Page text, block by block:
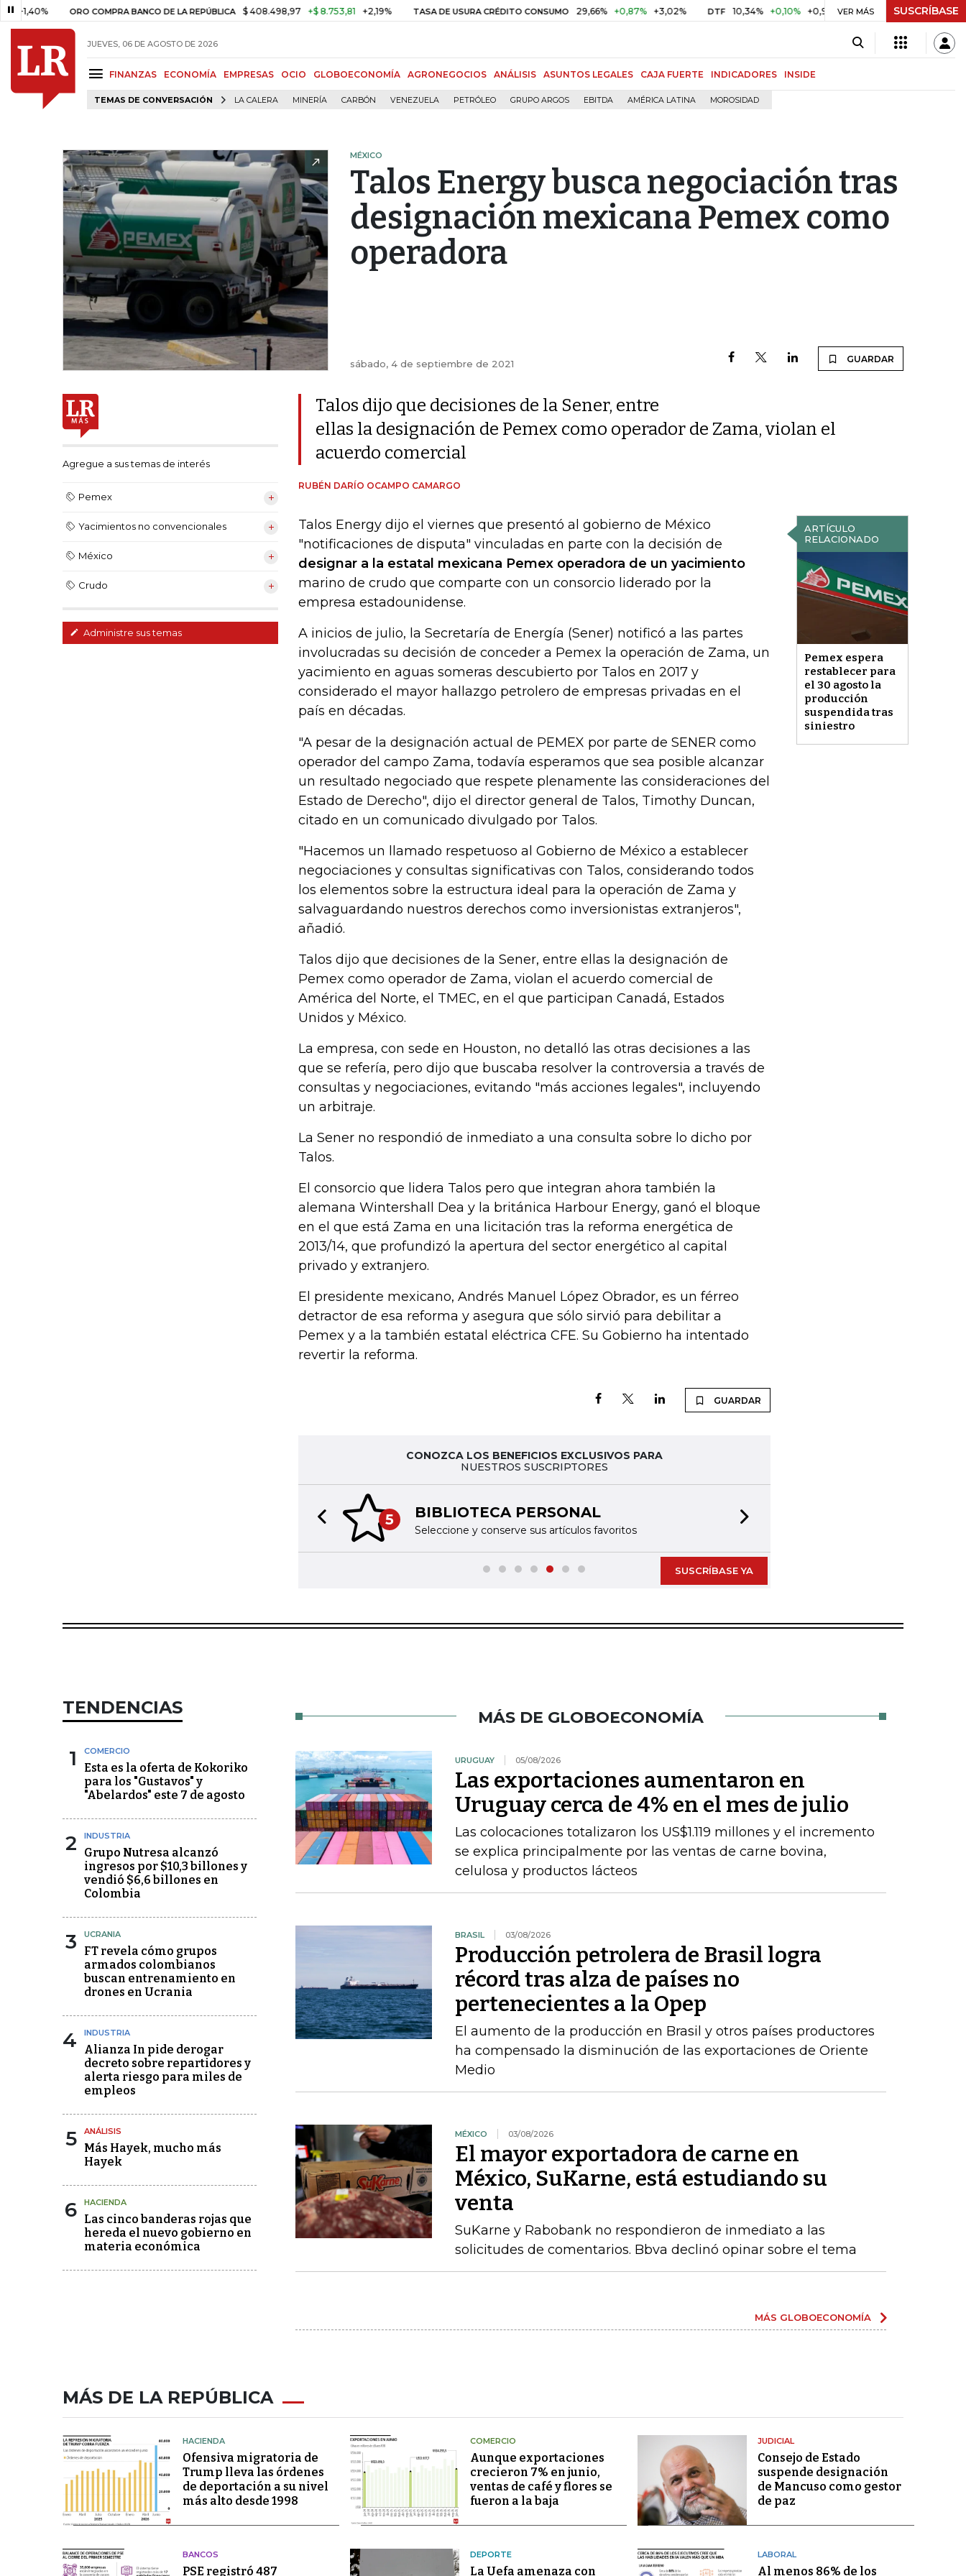
ORO COMPRA BANCO DE LA REPÚBLICA $ 408.498,97 +$ 8.753,81 +2,19% TASA DE USURA CRÉDITO CONSUMO 29,66% +0,87% +3,02% DTF 10,34% +0,10% +0,98% UVR $ 416,91 +$ 0,05 +0,01%
VER MÁS SUSCRÍBASE
JUEVES, 06 DE AGOSTO DE 2026
FINANZAS ECONOMÍA EMPRESAS OCIO GLOBOECONOMÍA AGRONEGOCIOS ANÁLISIS ASUNTOS LEGALES CAJA FUERTE INDICADORES INSIDE
TEMAS DE CONVERSACIÓN LA CALERA MINERÍA CARBÓN VENEZUELA PETRÓLEO GRUPO ARGOS EBITDA AMÉRICA LATINA MOROSIDAD
MÉXICO
Talos Energy busca negociación tras
designación mexicana Pemex como
operadora
sábado, 4 de septiembre de 2021 GUARDAR
Agregue a sus temas de interés
Pemex
Yacimientos no convencionales
México
Crudo
Administre sus temas
Talos dijo que decisiones de la Sener, entre
ellas la designación de Pemex como operador de Zama, violan el
acuerdo comercial
RUBÉN DARÍO OCAMPO CAMARGO
ARTÍCULO
RELACIONADO
Pemex espera
restablecer para
el 30 agosto la
producción
suspendida tras
siniestro
Talos Energy dijo el viernes que presentó al gobierno de México
"notificaciones de disputa" vinculadas en parte con la decisión de
designar a la estatal mexicana Pemex operadora de un yacimiento
marino de crudo que comparte con un consorcio liderado por la
empresa estadounidense.
A inicios de julio, la Secretaría de Energía (Sener) notificó a las partes
involucradas su decisión de conceder a Pemex la operación de Zama, un
yacimiento en aguas someras descubierto por Talos en 2017 y
considerado el mayor hallazgo petrolero de empresas privadas en el
país en décadas.
"A pesar de la designación actual de PEMEX por parte de SENER como
operador del campo Zama, todavía esperamos que sea posible alcanzar
un resultado negociado que respete plenamente las consideraciones del
Estado de Derecho", dijo el director general de Talos, Timothy Duncan,
citado en un comunicado divulgado por Talos.
"Hacemos un llamado respetuoso al Gobierno de México a establecer
negociaciones y consultas significativas con Talos, considerando todos
los elementos sobre la estructura ideal para la operación de Zama y
salvaguardando nuestros derechos como inversionistas extranjeros",
añadió.
Talos dijo que decisiones de la Sener, entre ellas la designación de
Pemex como operador de Zama, violan el acuerdo comercial de
América del Norte, el TMEC, en el que participan Canadá, Estados
Unidos y México.
La empresa, con sede en Houston, no detalló las otras decisiones a las
que se refería, pero dijo que buscaba resolver la controversia a través de
consultas y negociaciones, evitando "más acciones legales", incluyendo
un arbitraje.
La Sener no respondió de inmediato a una consulta sobre lo dicho por
Talos.
El consorcio que lidera Talos pero que integran ahora también la
alemana Wintershall Dea y la británica Harbour Energy, ganó el bloque
en el que está Zama en una licitación tras la reforma energética de
2013/14, que profundizó la apertura del sector energético al capital
privado y extranjero.
El presidente mexicano, Andrés Manuel López Obrador, es un férreo
detractor de esa reforma y asegura que sólo sirvió para debilitar a
Pemex y a la también estatal eléctrica CFE. Su Gobierno ha intentado
revertir la reforma.
GUARDAR
CONOZCA LOS BENEFICIOS EXCLUSIVOS PARA
NUESTROS SUSCRIPTORES
5 BIBLIOTECA PERSONAL
Seleccione y conserve sus artículos favoritos
Previous slide
SUSCRÍBASE YA
TENDENCIAS
1 COMERCIO
Esta es la oferta de Kokoriko
para los "Gustavos" y
"Abelardos" este 7 de agosto
2 INDUSTRIA
Grupo Nutresa alcanzó
ingresos por $10,3 billones y
vendió $6,6 billones en
Colombia
3 UCRANIA
FT revela cómo grupos
armados colombianos
buscan entrenamiento en
drones en Ucrania
4 INDUSTRIA
Alianza In pide derogar
decreto sobre repartidores y
alerta riesgo para miles de
empleos
5 ANÁLISIS
Más Hayek, mucho más
Hayek
6 HACIENDA
Las cinco banderas rojas que
hereda el nuevo gobierno en
materia económica
MÁS DE GLOBOECONOMÍA
URUGUAY 05/08/2026
Las exportaciones aumentaron en
Uruguay cerca de 4% en el mes de julio
Las colocaciones totalizaron los US$1.119 millones y el incremento
se explica principalmente por las ventas de carne bovina,
celulosa y productos lácteos
BRASIL 03/08/2026
Producción petrolera de Brasil logra
récord tras alza de países no
pertenecientes a la Opep
El aumento de la producción en Brasil y otros países productores
ha compensado la disminución de las exportaciones de Oriente
Medio
MÉXICO 03/08/2026
El mayor exportadora de carne en
México, SuKarne, está estudiando su
venta
SuKarne y Rabobank no respondieron de inmediato a las
solicitudes de comentarios. Bbva declinó opinar sobre el tema
MÁS GLOBOECONOMÍA
MÁS DE LA REPÚBLICA
HACIENDA
Ofensiva migratoria de
Trump lleva las órdenes
de deportación a su nivel
más alto desde 1998
COMERCIO
Aunque exportaciones
crecieron 7% en junio,
ventas de café y flores se
fueron a la baja
JUDICIAL
Consejo de Estado
suspende designación
de Mancuso como gestor
de paz
BANCOS
PSE registró 487
DEPORTE
La Uefa amenaza con
LABORAL
Al menos 86% de los